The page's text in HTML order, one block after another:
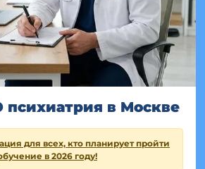
в Москве
для всех, кто планирует пройти
в 2026 году!